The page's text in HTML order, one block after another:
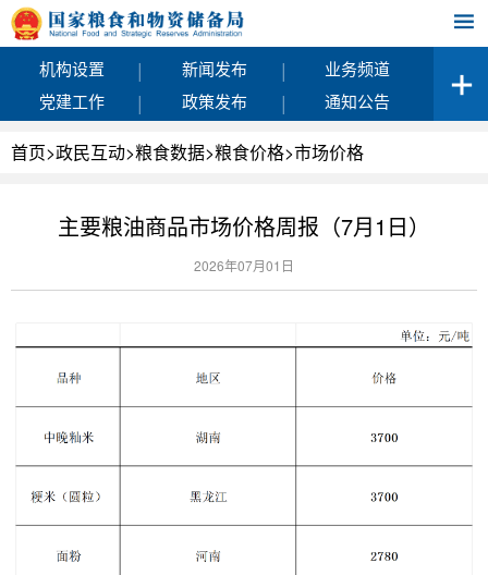
机构设置 | 新闻发布 |
业务频道
党建工作
| 政策发布 | 通知公告
首页>政民互动>粮食数据>粮食价格>市场价格
主要粮油商品市场价格周报（7月1日）
2026年07月01日